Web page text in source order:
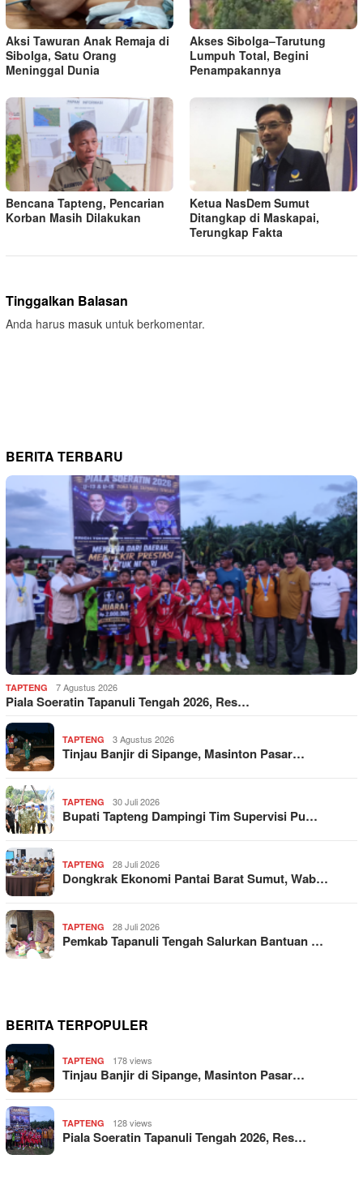
Aksi Tawuran Anak Remaja di
Sibolga, Satu Orang
Meninggal Dunia
Akses Sibolga–Tarutung
Lumpuh Total, Begini
Penampakannya
Bencana Tapteng, Pencarian
Korban Masih Dilakukan
Ketua NasDem Sumut
Ditangkap di Maskapai,
Terungkap Fakta
Tinggalkan Balasan
Anda harus masuk untuk berkomentar.
BERITA TERBARU
TAPTENG 7 Agustus 2026
Piala Soeratin Tapanuli Tengah 2026, Res…
TAPTENG 3 Agustus 2026
Tinjau Banjir di Sipange, Masinton Pasar…
TAPTENG 30 Juli 2026
Bupati Tapteng Dampingi Tim Supervisi Pu…
TAPTENG 28 Juli 2026
Dongkrak Ekonomi Pantai Barat Sumut, Wab…
TAPTENG 28 Juli 2026
Pemkab Tapanuli Tengah Salurkan Bantuan …
BERITA TERPOPULER
TAPTENG 178 views
Tinjau Banjir di Sipange, Masinton Pasar…
TAPTENG 128 views
Piala Soeratin Tapanuli Tengah 2026, Res…